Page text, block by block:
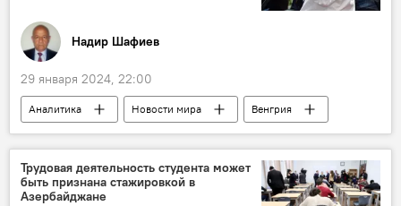
Надир Шафиев
29 января 2024, 22:00
Аналитика Новости мира
Венгрия
Евросоюз
Украина
Виктор Орбан
Петер Сийярто
двойные стандарты
Трудовая деятельность студента может
быть признана стажировкой в
Азербайджане